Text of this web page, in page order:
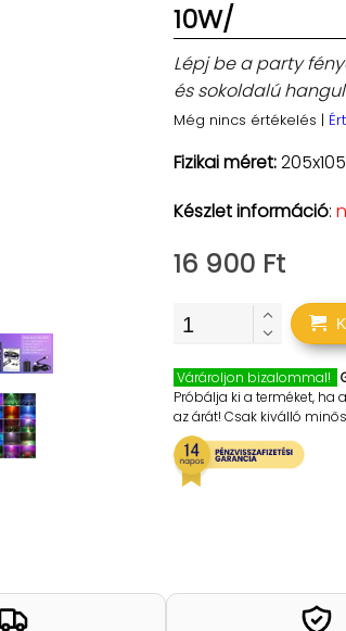
10W/
Lépj be a party
és sokoldalú
Még nincs értékelés |
Fizikai méret:
Készlet információ:
16 900 Ft
Várároljon bizalommal!
Próbálja ki a terméket, ha
az árát! Csak kiválló